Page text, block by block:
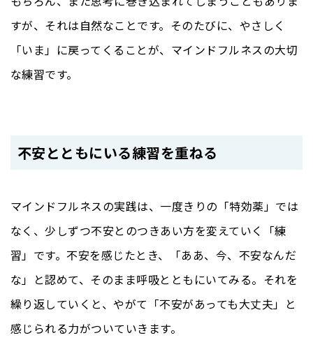
すが、それは自然なことです。そのたびに、やさしく
「いま」に戻ってくることが、マインドフルネスの大切
な練習です。
不安とともにいる練習を重ねる
マインドフルネスの実践は、一度きりの「特効薬」では
なく、少しずつ不安とのつきあい方を変えていく「練
習」です。不安を感じたとき、「ああ、今、不安なんだ
な」と認めて、そのまま呼吸とともにいてみる。それを
繰り返していくと、やがて「不安があっても大丈夫」と
感じられる力がついていきます。